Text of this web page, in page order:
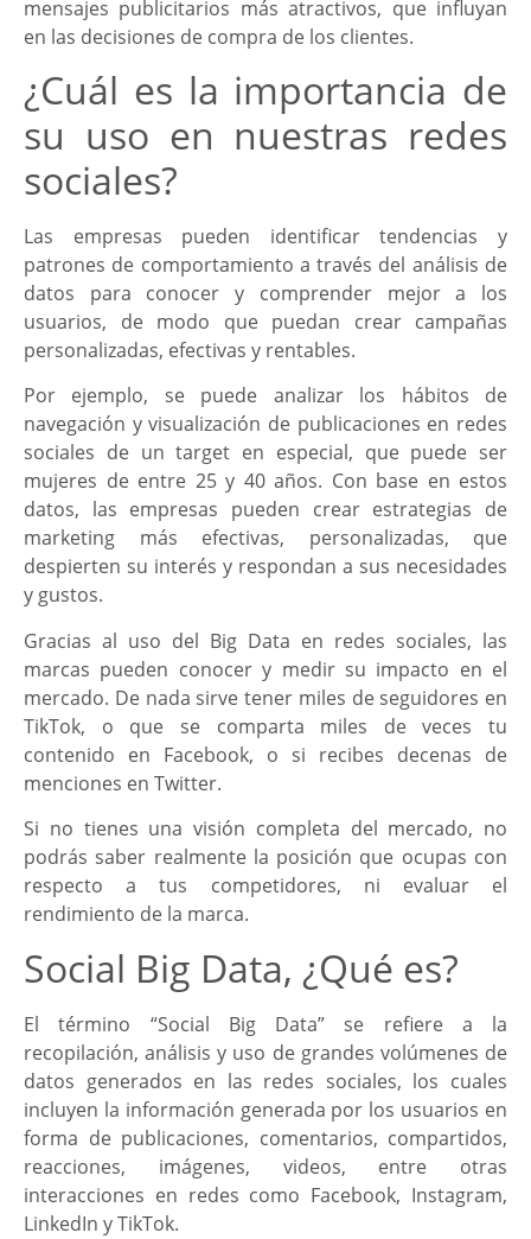
mensajes publicitarios más atractivos, que influyan
en las decisiones de compra de los clientes.
¿Cuál es la importancia de
su uso en nuestras redes
sociales?
Las empresas pueden identificar tendencias y
patrones de comportamiento a través del análisis de
datos para conocer y comprender mejor a los
usuarios, de modo que puedan crear campañas
personalizadas, efectivas y rentables.
Por ejemplo, se puede analizar los hábitos de
navegación y visualización de publicaciones en redes
sociales de un target en especial, que puede ser
mujeres de entre 25 y 40 años. Con base en estos
datos, las empresas pueden crear estrategias de
marketing más efectivas, personalizadas, que
despierten su interés y respondan a sus necesidades
y gustos.
Gracias al uso del Big Data en redes sociales, las
marcas pueden conocer y medir su impacto en el
mercado. De nada sirve tener miles de seguidores en
TikTok, o que se comparta miles de veces tu
contenido en Facebook, o si recibes decenas de
menciones en Twitter.
Si no tienes una visión completa del mercado, no
podrás saber realmente la posición que ocupas con
respecto a tus competidores, ni evaluar el
rendimiento de la marca.
Social Big Data, ¿Qué es?
El término “Social Big Data” se refiere a la
recopilación, análisis y uso de grandes volúmenes de
datos generados en las redes sociales, los cuales
incluyen la información generada por los usuarios en
forma de publicaciones, comentarios, compartidos,
reacciones, imágenes, videos, entre otras
interacciones en redes como Facebook, Instagram,
LinkedIn y TikTok.